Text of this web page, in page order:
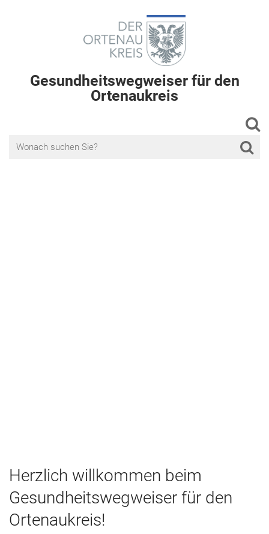
Gesundheitswegweiser für den
Ortenaukreis
Herzlich willkommen beim
Gesundheitswegweiser für den
Ortenaukreis!